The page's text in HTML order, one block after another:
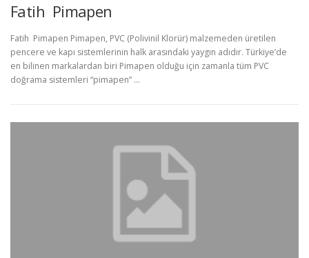
Fatih Pimapen
Fatih Pimapen Pimapen, PVC (Polivinil Klorür) malzemeden üretilen
pencere ve kapı sistemlerinin halk arasındaki yaygın adıdır. Türkiye’de
en bilinen markalardan biri Pimapen olduğu için zamanla tüm PVC
doğrama sistemleri “pimapen” …